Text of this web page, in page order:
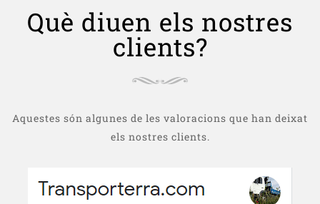
Què diuen els nostres
clients?
Aquestes són algunes de les valoracions que han deixat
els nostres clients.